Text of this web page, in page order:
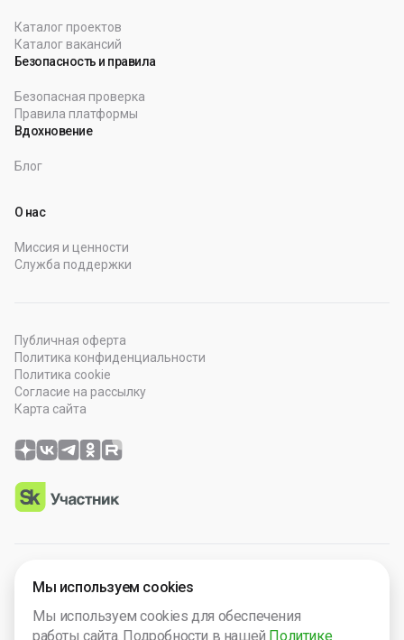
Каталог проектов
Каталог вакансий
Безопасность и правила
Безопасная проверка
Правила платформы
Вдохновение
Блог
О нас
Миссия и ценности
Служба поддержки
Публичная оферта
Политика конфиденциальности
Политика cookie
Согласие на рассылку
Карта сайта
© 2026 OOO “Просто Гений”. Все права защищены.
№ 2025665571. Компания включена в Реест Малых
Мы используем cookies
Мы используем cookies для обеспечения
работы сайта. Подробности в нашей Политике